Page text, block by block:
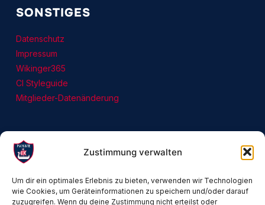
Zustimmung verwalten
Um dir ein optimales Erlebnis zu bieten, verwenden wir Technologien
wie Cookies, um Geräteinformationen zu speichern und/oder darauf
zuzugreifen. Wenn du deine Zustimmung nicht erteilst oder
SONSTIGES
Datenschutz
Impressum
Wikinger365
CI Styleguide
Mitglieder-Datenänderung